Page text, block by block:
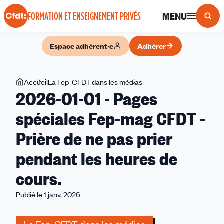
Panneau de gestion des cookies
FORMATION ET ENSEIGNEMENT PRIVÉS MENU
Espace adhérent·e Adhérer
Vous
êtes
ici
AccueilLa Fep-CFDT dans les médias
01-
-
Pages
spéciales
Fep-
2026-01-01 - Pages
spéciales Fep-mag CFDT -
Prière de ne pas prier
pendant les heures de
cours.
Publié le 1 janv. 2026